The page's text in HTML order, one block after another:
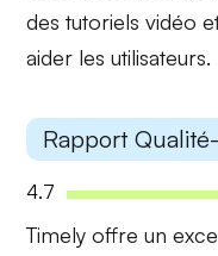
des tutoriels vidéo
aider les utilisateurs.
Rapport
4.7
Timely offre un